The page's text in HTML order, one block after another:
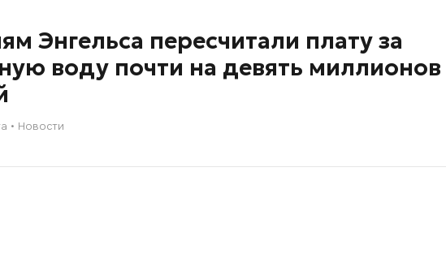
Энгельса пересчитали плату за
воду почти на девять миллионов
Новости